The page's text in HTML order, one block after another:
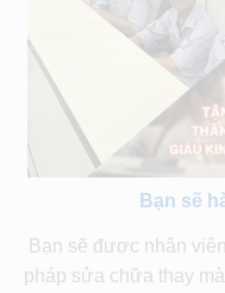
Bạn sẽ
Bạn sẽ được nhân
pháp sửa chữa thay